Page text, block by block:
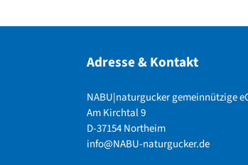
Adresse & Kontakt
NABU|naturgucker gemeinnützige
Am Kirchtal 9
D-37154 Northeim
info@NABU-naturgucker.de